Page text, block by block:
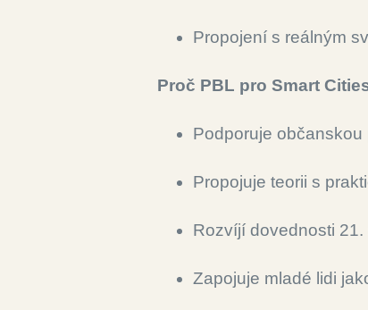
Propojení s reálným
Proč PBL pro Smart
Podporuje občanskou
Propojuje teorii s
Rozvíjí dovednosti
Zapojuje mladé lidi